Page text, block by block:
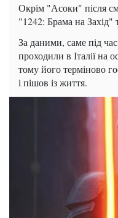
Окрім "Асоки" після
"1242: Брама на Захід"
За даними, саме під
проходили в Італії на
тому його терміново
і пішов із життя.